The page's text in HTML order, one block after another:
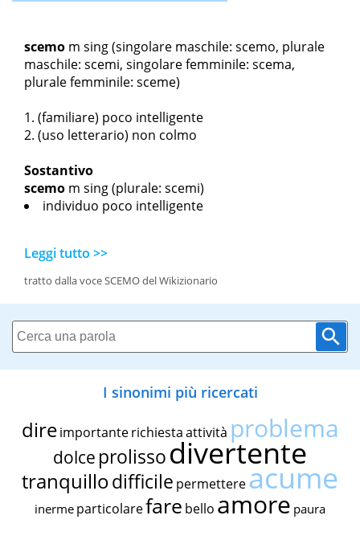
scemo m sing(singolare maschile: scemo, plurale
maschile: scemi, singolare femminile: scema,
plurale femminile: sceme)
(familiare) poco intelligente
(uso letterario) non colmo
Sostantivo
scemo m sing(plurale: scemi)
individuo poco intelligente
Leggi tutto >>
tratto dalla voce SCEMO del Wikizionario
I sinonimi più ricercati
dire importante richiestaattività problema
dolce prolissodivertente
tranquillodifficile permettereacume
inerme particolarefare bello amore paura